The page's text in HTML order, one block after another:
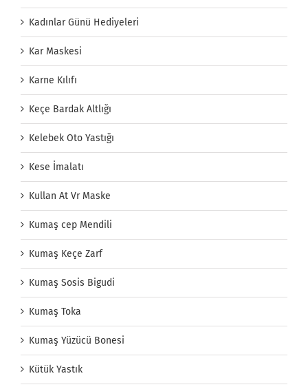
Kadınlar Günü Hediyeleri
Kar Maskesi
Karne Kılıfı
Keçe Bardak Altlığı
Kelebek Oto Yastığı
Kese İmalatı
Kullan At Vr Maske
Kumaş cep Mendili
Kumaş Keçe Zarf
Kumaş Sosis Bigudi
Kumaş Toka
Kumaş Yüzücü Bonesi
Kütük Yastık